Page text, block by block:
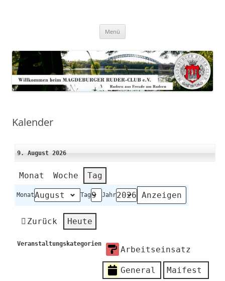
Menü
Kalender
9. August 2026
Monat Woche Tag
Monat Tag Jahr
Zurück Heute
Veranstaltungskategorien
Arbeitseinsatz
General Maifest